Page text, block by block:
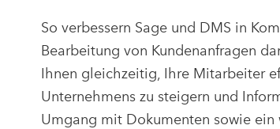
So verbessern Sage und DMS in
Bearbeitung von Kundenanfragen
Ihnen gleichzeitig, Ihre Mitarbeiter
Unternehmens zu steigern und
Umgang mit Dokumenten sowie